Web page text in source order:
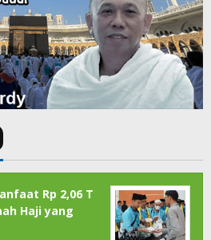
Rp 2,06 T
Haji yang